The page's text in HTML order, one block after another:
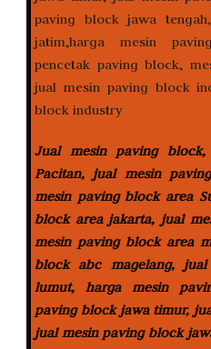
Jual mesin paving
Pacitan, jual mesin
mesin paving block area
block area jakarta, jual
mesin paving block area
block abc magelang,
lumut, harga mesin
paving block jawa timur,
jual mesin paving block